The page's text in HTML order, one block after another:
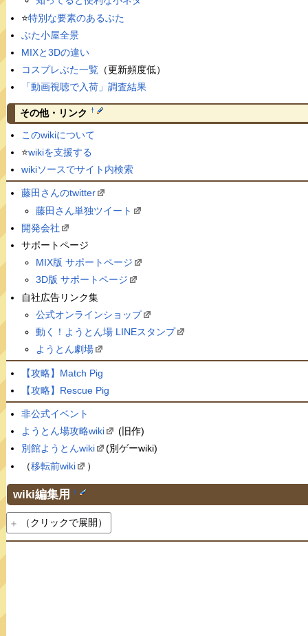
⭐️特別な要素のあるぶた
ぶた小屋全景
MIXと3Dの違い
コスプレぶた一覧（更新頻度低）
「動画視聴で入荷」調査結果
その他・リンク †
このwikiについて
⭐️wikiを支援する
wikiソースでサイト内検索
藤田さんのtwitter
藤田さん単独ツイート
開発会社
サポートページ
MIX版 サポートページ
3D版 サポートページ
自社広告リンク集
公式オンラインショップ
動く！ようとん場 LINEスタンプ
ようとん劇場
【攻略】Match Pig
【攻略】Rescue Pig
非公式イベント
ようとん場攻略wiki
(旧作)
別館ようとんwiki
(別ゲーwiki)
（移転前wiki ）
wiki編集用 †
（クリックで展開）